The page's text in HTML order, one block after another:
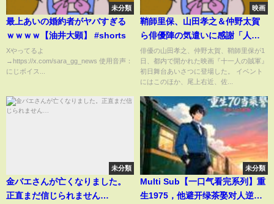
未分類
最上あいの婚約者がヤバすぎる
ｗｗｗｗ【油井大顕】 #shorts
Xやってるよ
→https://x.com/sara_gg_news 使用音声：
にじボイス...
映画
鞘師里保、山田孝之＆仲野太賀
ら俳優陣の気遣いに感謝「人見
知りな私を…」 映画『十一人
の賊軍』初日舞台挨拶
俳優の山田孝之、仲野太賀、鞘師里保が1
日、都内で開かれた映画『十一人の賊軍』
初日舞台あいさつに登場した。 イベント
にはこのほか、尾上右近、佐...
未分類
金バエさんが亡くなりました。
正直まだ信じられません…
未分類
Multi Sub【一口气看完系列】重
生1975，他避开绿茶娶对人逆袭